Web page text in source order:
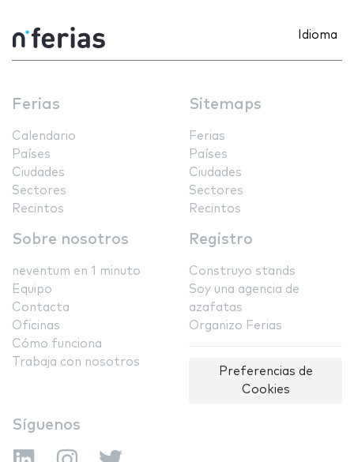
Idioma
Ferias
Calendario
Países
Ciudades
Sectores
Recintos
Sitemaps
Ferias
Países
Ciudades
Sectores
Recintos
Sobre nosotros
neventum en 1 minuto
Equipo
Contacta
Oficinas
Cómo funciona
Trabaja con nosotros
Registro
Construyo stands
Soy una agencia de
azafatas
Organizo Ferias
Preferencias de
Cookies
Síguenos